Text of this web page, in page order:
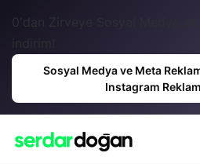
0'dan Zirveye Sosyal Medya
indirim!
Sosyal Medya ve Meta
Instagram